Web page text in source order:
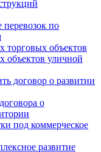
по
торговых объектов
объектов уличной
договор о развитии
о
под коммерческое
развитие